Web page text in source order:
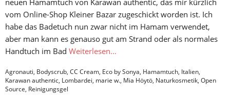
neuen Hamamtuch von Karawan authentic, das mir kürzlich
vom Online-Shop Kleiner Bazar zugeschickt worden ist. Ich
habe das Badetuch nun zwar nicht im Hamam verwendet,
aber man kann es genauso gut am Strand oder als normales
Handtuch im Bad Weiterlesen…
Agronauti, Bodyscrub, CC Cream, Eco by Sonya, Hamamtuch, Italien,
Karawan authentic, Lombardei, marie w., Mia Höytö, Naturkosmetik, Open
Source, Reinigungsgel